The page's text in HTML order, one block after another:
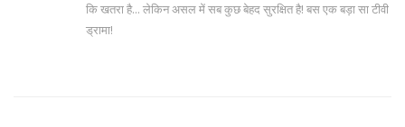
कि खतरा है... लेकिन असल में सब कुछ बेहद सुरक्षित है! बस एक बड़ा सा टीवी
ड्रामा!